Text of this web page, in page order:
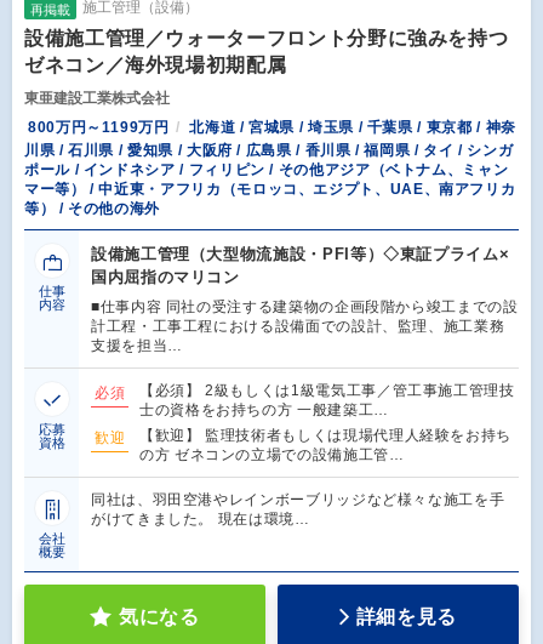
再掲載 施工管理（設備）
設備施工管理／ウォーターフロント分野に強みを持つ
ゼネコン／海外現場初期配属
東亜建設工業株式会社
800万円～1199万円
北海道 / 宮城県 / 埼玉県 / 千葉県 / 東京都 / 神奈
川県 / 石川県 / 愛知県 / 大阪府 / 広島県 / 香川県 / 福岡県 / タイ / シンガ
ポール / インドネシア / フィリピン / その他アジア（ベトナム、ミャン
マー等） / 中近東・アフリカ（モロッコ、エジプト、UAE、南アフリカ
等） / その他の海外
仕事
内容
設備施工管理（大型物流施設・PFI等）◇東証プライム×
国内屈指のマリコン
■仕事内容 同社の受注する建築物の企画段階から竣工までの設
計工程・工事工程における設備面での設計、監理、施工業務
支援を担当…
応募
資格
必須
【必須】 2級もしくは1級電気工事／管工事施工管理技
士の資格をお持ちの方 一般建築工…
歓迎
【歓迎】 監理技術者もしくは現場代理人経験をお持ち
の方 ゼネコンの立場での設備施工管…
会社
概要
同社は、羽田空港やレインボーブリッジなど様々な施工を手
がけてきました。 現在は環境…
気になる 詳細を見る